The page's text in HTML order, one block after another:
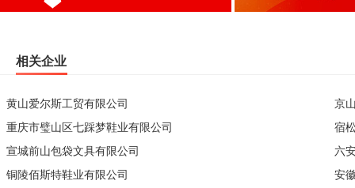
相关企业
黄山爱尔斯工贸有限公司
重庆市璧山区七踩梦鞋业有限公司
宣城前山包袋文具有限公司
铜陵佰斯特鞋业有限公司
京
宿
六
安